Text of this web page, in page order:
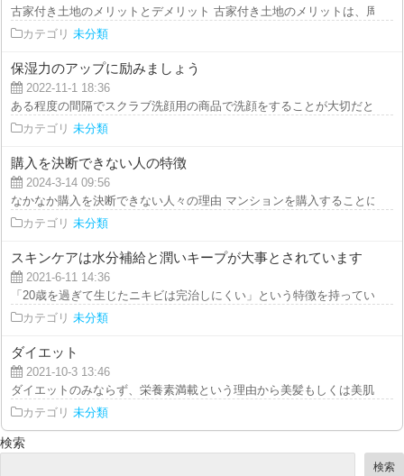
古家付き土地のメリットとデメリット 古家付き土地のメリットは、周辺
カテゴリ 未分類
保湿力のアップに励みましょう
2022-11-1 18:36
ある程度の間隔でスクラブ洗顔用の商品で洗顔をすることが大切だと言え
カテゴリ 未分類
購入を決断できない人の特徴
2024-3-14 09:56
なかなか購入を決断できない人々の理由 マンションを購入することに踏
カテゴリ 未分類
スキンケアは水分補給と潤いキープが大事とされています
2021-6-11 14:36
「20歳を過ぎて生じたニキビは完治しにくい」という特徴を持っていま
カテゴリ 未分類
ダイエット
2021-10-3 13:46
ダイエットのみならず、栄養素満載という理由から美髪もしくは美肌、そ
カテゴリ 未分類
検索
検索